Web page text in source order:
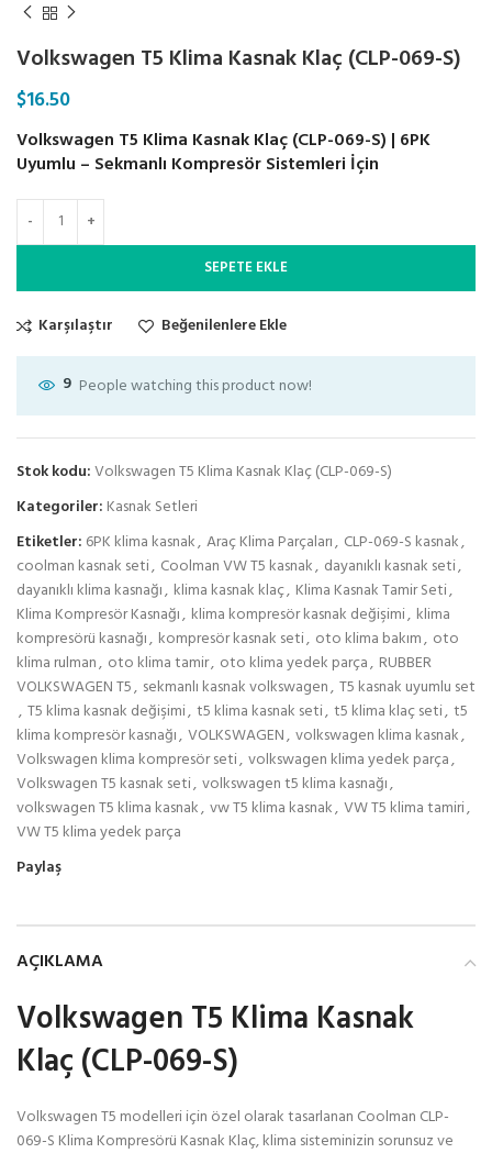
Volkswagen T5 Klima Kasnak Klaç (CLP-069-S)
$16.50
Volkswagen T5 Klima Kasnak Klaç (CLP-069-S) | 6PK
Uyumlu – Sekmanlı Kompresör Sistemleri İçin
SEPETE EKLE
Karşılaştır Beğenilenlere Ekle
9 People watching this product now!
Stok kodu:Volkswagen T5 Klima Kasnak Klaç (CLP-069-S)
Kategoriler: Kasnak Setleri
Etiketler: 6PK klima kasnak, Araç Klima Parçaları, CLP-069-S kasnak,
coolman kasnak seti, Coolman VW T5 kasnak, dayanıklı kasnak seti,
dayanıklı klima kasnağı, klima kasnak klaç, Klima Kasnak Tamir Seti,
Klima Kompresör Kasnağı, klima kompresör kasnak değişimi, klima
kompresörü kasnağı, kompresör kasnak seti, oto klima bakım, oto
klima rulman, oto klima tamir, oto klima yedek parça, RUBBER
VOLKSWAGEN T5, sekmanlı kasnak volkswagen, T5 kasnak uyumlu set
, T5 klima kasnak değişimi, t5 klima kasnak seti, t5 klima klaç seti, t5
klima kompresör kasnağı, VOLKSWAGEN, volkswagen klima kasnak,
Volkswagen klima kompresör seti, volkswagen klima yedek parça,
Volkswagen T5 kasnak seti, volkswagen t5 klima kasnağı,
volkswagen T5 klima kasnak, vw T5 klima kasnak, VW T5 klima tamiri,
VW T5 klima yedek parça
Paylaş
AÇIKLAMA
Volkswagen T5 Klima Kasnak
Klaç (CLP-069-S)
Volkswagen T5 modelleri için özel olarak tasarlanan Coolman CLP-
069-S Klima Kompresörü Kasnak Klaç, klima sisteminizin sorunsuz ve